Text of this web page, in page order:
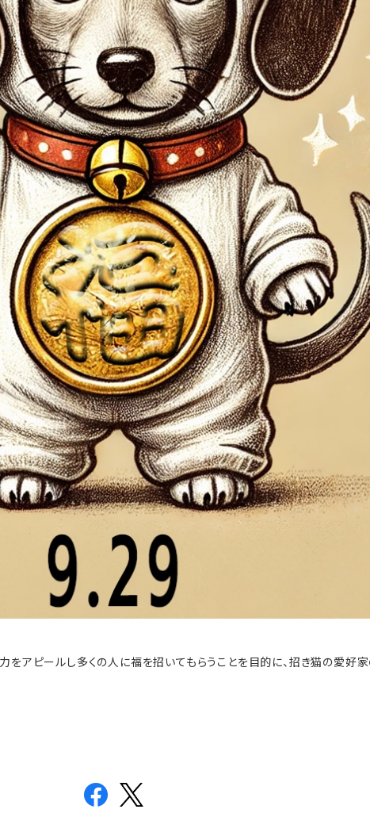
魅力をアピールし多くの人に福を招いてもらうことを目的に、招き猫の愛